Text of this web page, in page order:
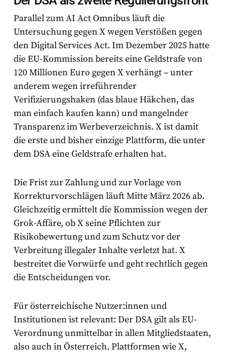
Parallel zum AI Act Omnibus läuft die
Untersuchung gegen X wegen Verstößen gegen
den Digital Services Act. Im Dezember 2025 hatte
die EU-Kommission bereits eine Geldstrafe von
120 Millionen Euro gegen X verhängt – unter
anderem wegen irreführender
Verifizierungshaken (das blaue Häkchen, das
man einfach kaufen kann) und mangelnder
Transparenz im Werbeverzeichnis. X ist damit
die erste und bisher einzige Plattform, die unter
dem DSA eine Geldstrafe erhalten hat.
Die Frist zur Zahlung und zur Vorlage von
Korrekturvorschlägen läuft Mitte März 2026 ab.
Gleichzeitig ermittelt die Kommission wegen der
Grok-Affäre, ob X seine Pflichten zur
Risikobewertung und zum Schutz vor der
Verbreitung illegaler Inhalte verletzt hat. X
bestreitet die Vorwürfe und geht rechtlich gegen
die Entscheidungen vor.
Für österreichische Nutzer:innen und
Institutionen ist relevant: Der DSA gilt als EU-
Verordnung unmittelbar in allen Mitgliedstaaten,
also auch in Österreich. Plattformen wie X,